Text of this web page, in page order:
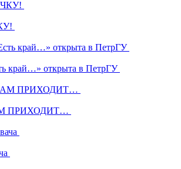
край…» открыта в ПетрГУ
ПРИХОДИТ…